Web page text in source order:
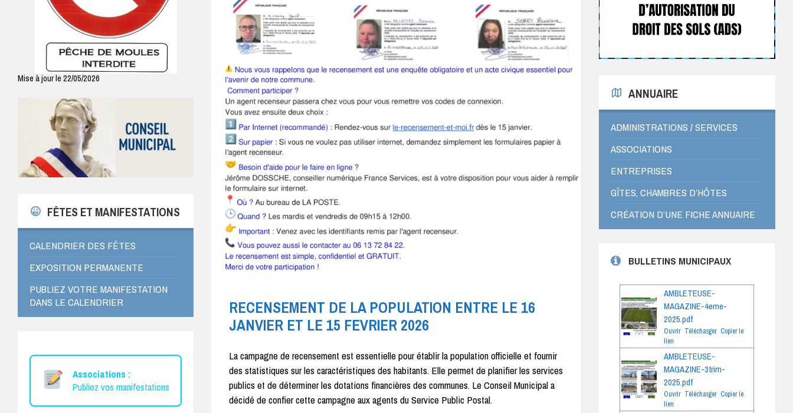
RECENSEMENT DE LA POPULATION ENTRE LE 16
JANVIER ET LE 15 FEVRIER 2026
La campagne de recensement est essentielle pour établir la population officielle et fournir
des statistiques sur les caractéristiques des habitants. Elle permet de planifier les services
publics et de déterminer les dotations financières des communes. Le Conseil Municipal a
décidé de confier cette campagne aux agents du Service Public Postal.
Mise à jour le 22/05/2026
FÊTES ET MANIFESTATIONS
CALENDRIER DES FÊTES
EXPOSITION PERMANENTE
PUBLIEZ VOTRE MANIFESTATION
DANS LE CALENDRIER
Associations :
Publiez vos manifestations
ANNUAIRE
ADMINISTRATIONS / SERVICES
ASSOCIATIONS
ENTREPRISES
GÎTES, CHAMBRES D’HÔTES
CRÉATION D’UNE FICHE ANNUAIRE
BULLETINS MUNICIPAUX
AMBLETEUSE-
MAGAZINE-4eme-
2025.pdf
Ouvrir Télécharger Copier le
lien
AMBLETEUSE-
MAGAZINE-3trim-
2025.pdf
Ouvrir Télécharger Copier le
lien